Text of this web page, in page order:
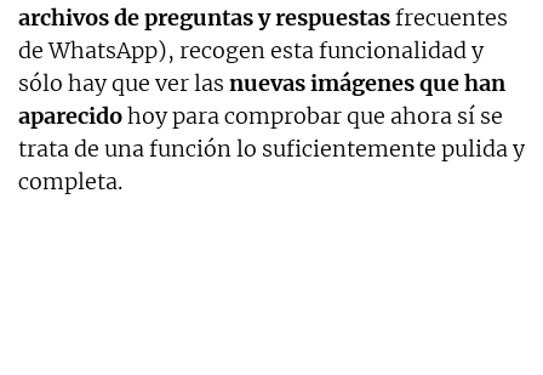
archivos de preguntas y respuestasfrecuentes
de WhatsApp), recogen esta funcionalidad y
sólo hay que ver las nuevas imágenes que han
aparecidohoy para comprobar que ahora sí se
trata de una función lo suficientemente pulida y
completa.